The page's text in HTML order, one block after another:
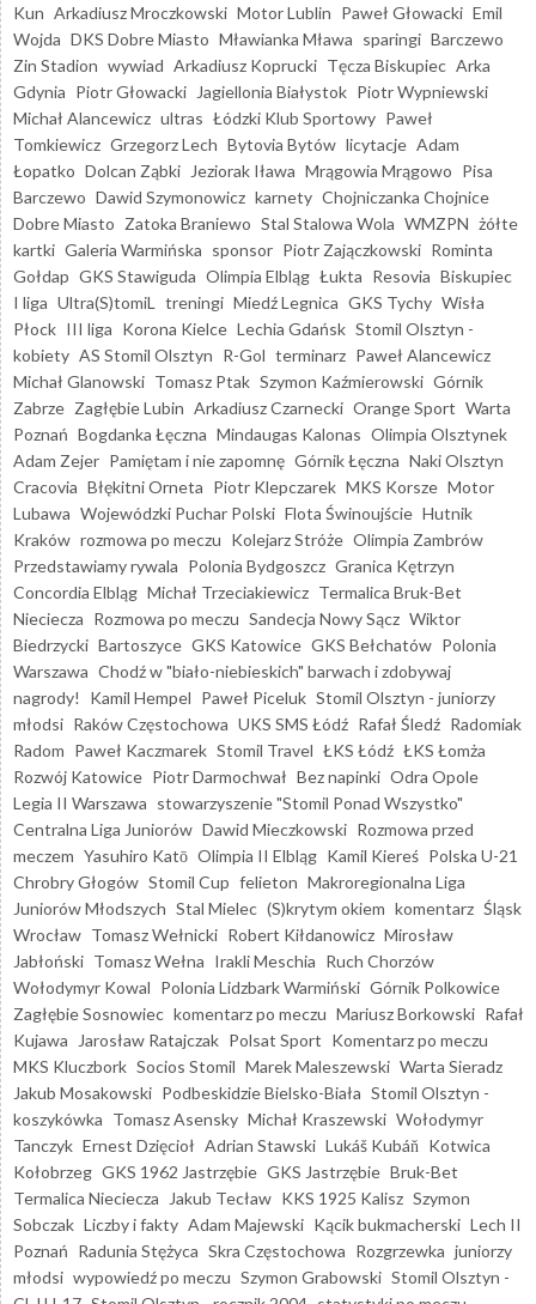
Kun Arkadiusz Mroczkowski Motor Lublin Paweł Głowacki Emil
Wojda DKS Dobre Miasto Mławianka Mława sparingi Barczewo
Zin Stadion wywiad Arkadiusz Koprucki Tęcza Biskupiec Arka
Gdynia Piotr Głowacki Jagiellonia Białystok Piotr Wypniewski
Michał Alancewicz ultras Łódzki Klub Sportowy Paweł
Tomkiewicz Grzegorz Lech Bytovia Bytów licytacje Adam
Łopatko Dolcan Ząbki Jeziorak Iława Mrągowia Mrągowo Pisa
Barczewo Dawid Szymonowicz karnety Chojniczanka Chojnice
Dobre Miasto Zatoka Braniewo Stal Stalowa Wola WMZPN żółte
kartki Galeria Warmińska sponsor Piotr Zajączkowski Rominta
Gołdap GKS Stawiguda Olimpia Elbląg Łukta Resovia Biskupiec
I liga Ultra(S)tomiL treningi Miedź Legnica GKS Tychy Wisła
Płock III liga Korona Kielce Lechia Gdańsk Stomil Olsztyn -
kobiety AS Stomil Olsztyn R-Gol terminarz Paweł Alancewicz
Michał Glanowski Tomasz Ptak Szymon Kaźmierowski Górnik
Zabrze Zagłębie Lubin Arkadiusz Czarnecki Orange Sport Warta
Poznań Bogdanka Łęczna Mindaugas Kalonas Olimpia Olsztynek
Adam Zejer Pamiętam i nie zapomnę Górnik Łęczna Naki Olsztyn
Cracovia Błękitni Orneta Piotr Klepczarek MKS Korsze Motor
Lubawa Wojewódzki Puchar Polski Flota Świnoujście Hutnik
Kraków rozmowa po meczu Kolejarz Stróże Olimpia Zambrów
Przedstawiamy rywala Polonia Bydgoszcz Granica Kętrzyn
Concordia Elbląg Michał Trzeciakiewicz Termalica Bruk-Bet
Nieciecza Rozmowa po meczu Sandecja Nowy Sącz Wiktor
Biedrzycki Bartoszyce GKS Katowice GKS Bełchatów Polonia
Warszawa Chodź w "biało-niebieskich" barwach i zdobywaj
nagrody!
Kamil Hempel Paweł Piceluk Stomil Olsztyn - juniorzy
młodsi Raków Częstochowa UKS SMS Łódź Rafał Śledź Radomiak
Radom Paweł Kaczmarek Stomil Travel ŁKS Łódź ŁKS Łomża
Rozwój Katowice Piotr Darmochwał Bez napinki Odra Opole
Legia II Warszawa stowarzyszenie "Stomil Ponad Wszystko"
Centralna Liga Juniorów Dawid Mieczkowski Rozmowa przed
meczem Yasuhiro Katō Olimpia II Elbląg Kamil Kiereś Polska U-21
Chrobry Głogów Stomil Cup felieton Makroregionalna Liga
Juniorów Młodszych Stal Mielec (S)krytym okiem komentarz Śląsk
Wrocław Tomasz Wełnicki Robert Kiłdanowicz Mirosław
Jabłoński Tomasz Wełna Irakli Meschia Ruch Chorzów
Wołodymyr Kowal Polonia Lidzbark Warmiński Górnik Polkowice
Zagłębie Sosnowiec komentarz po meczu Mariusz Borkowski Rafał
Kujawa
Jarosław Ratajczak Polsat Sport Komentarz po meczu
MKS Kluczbork Socios Stomil Marek Maleszewski Warta Sieradz
Jakub Mosakowski Podbeskidzie Bielsko-Biała Stomil Olsztyn -
koszykówka Tomasz Asensky Michał Kraszewski Wołodymyr
Tanczyk Ernest Dzięcioł Adrian Stawski Lukáš Kubáň Kotwica
Kołobrzeg GKS 1962 Jastrzębie GKS Jastrzębie Bruk-Bet
Termalica Nieciecza
Jakub Tecław KKS 1925 Kalisz Szymon
Sobczak Liczby i fakty Adam Majewski Kącik bukmacherski Lech II
Poznań Radunia Stężyca Skra Częstochowa Rozgrzewka juniorzy
młodsi wypowiedź po meczu Szymon Grabowski Stomil Olsztyn -